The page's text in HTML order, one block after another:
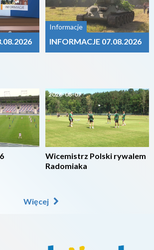
Informacje
INFORMACJE 07.08.2026
2026-08-07
Wicemistrz Polski rywalem
Radomiaka
Więcej